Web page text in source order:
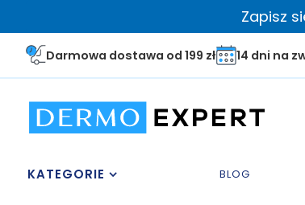
Zapisz
Darmowa dostawa od 199 zł 14 dni na
KATEGORIE BLOG